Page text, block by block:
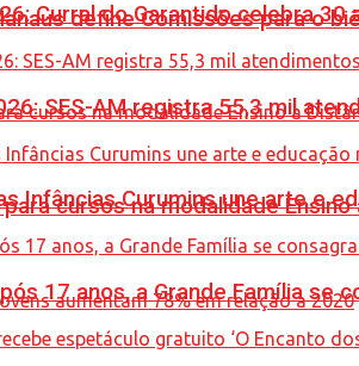
define Comissões para o
cursos na modalidade Ensino
Curral do Garantido celebra
SES-AM registra 55,3 mil
Infâncias Curumins une arte e
17 anos, a Grande Família se